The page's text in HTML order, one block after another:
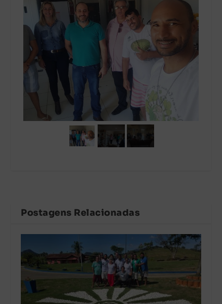
Postagens Relacionadas